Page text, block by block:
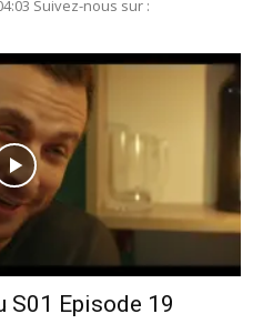
Suivez-nous sur :
S01 Episode 19